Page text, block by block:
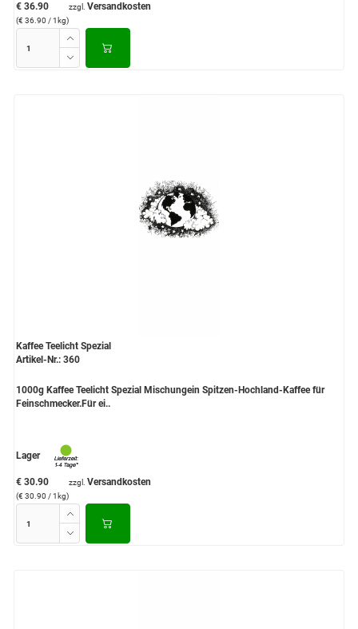
€ 36.90
(€ 36.90 / 1kg)
zzgl. Versandkosten
Kaffee Teelicht Spezial
Artikel-Nr.: 360
1000g Kaffee Teelicht Spezial Mischungein Spitzen-Hochland-Kaffee für
Feinschmecker.Für ei..
Lager
€ 30.90
(€ 30.90 / 1kg)
zzgl. Versandkosten